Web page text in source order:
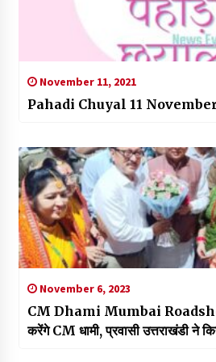
November 11, 2021
Pahadi Chuyal 11
November 6, 2023
CM Dhami Mumbai
करेंगे CM धामी, प्रवासी उत्तराखंडी ने